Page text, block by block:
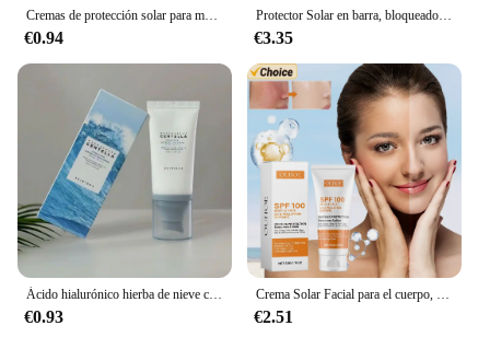
Cremas de protección solar para mujer, crema hidratante con protección UV, cuidado de la piel, control de aceite, 8G, SPF50, L6O6
€0.94
Protector Solar en barra, bloqueador Solar mate, hidratante, no graso, SPF50 +, Protector UV, crema blanqueadora, producto coreano
€3.35
Ácido hialurónico hierba de nieve crema protectora sensible al agua Madagascar Centella Hyalu Cica suero solar resistente al agua SPF50 PA
€0.93
Crema Solar Facial para el cuerpo, protector solar con FPS 100 +, hidratante, antienvejecimiento, control de aceite y polvo, Reduce la melanina, cuidado de la piel, 50g
€2.51